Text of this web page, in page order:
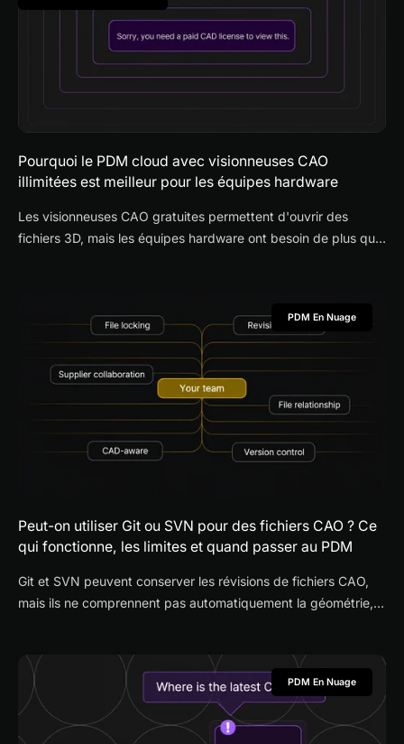
Pourquoi le PDM cloud avec visionneuses CAO
illimitées est meilleur pour les équipes hardware
Les visionneuses CAO gratuites permettent d'ouvrir des
fichiers 3D, mais les équipes hardware ont besoin de plus que
conception.
PDM En Nuage
Peut-on utiliser Git ou SVN pour des fichiers CAO ? Ce
qui fonctionne, les limites et quand passer au PDM
Git et SVN peuvent conserver les révisions de fichiers CAO,
mais ils ne comprennent pas automatiquement la géométrie,
généraliste suffit et quand un PDM conçu pour la CAO devient
plus pratique.
PDM En Nuage